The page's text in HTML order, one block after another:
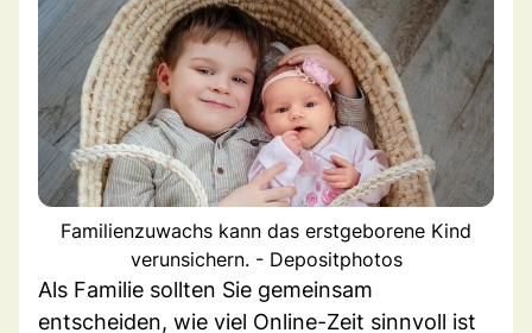
Familienzuwachs kann das erstgeborene Kind
verunsichern. - Depositphotos
Als Familie sollten Sie gemeinsam
entscheiden, wie viel Online-Zeit sinnvoll ist